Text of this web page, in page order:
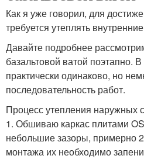
Как я уже говорил, для
требуется утеплять
Давайте подробнее
базальтовой ватой поэтапно.
практически одинаково, но
последовательность работ.
Процесс утепления наружных
1. Обшиваю каркас плитами
небольшие зазоры, примерно
монтажа их необходимо